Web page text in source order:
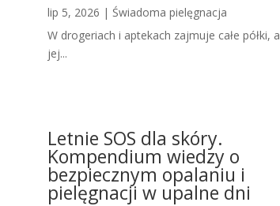
lip 5, 2026 | Świadoma pielęgnacja
W drogeriach i aptekach zajmuje całe półki, a
jej...
Letnie SOS dla skóry.
Kompendium wiedzy o
bezpiecznym opalaniu i
pielęgnacji w upalne dni